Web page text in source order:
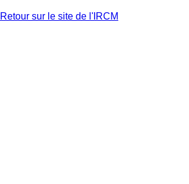
sur le site de l'IRCM